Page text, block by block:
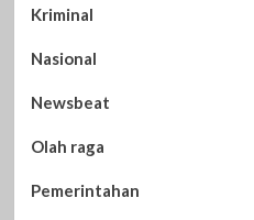
Kriminal
Nasional
Newsbeat
Olah raga
Pemerintahan